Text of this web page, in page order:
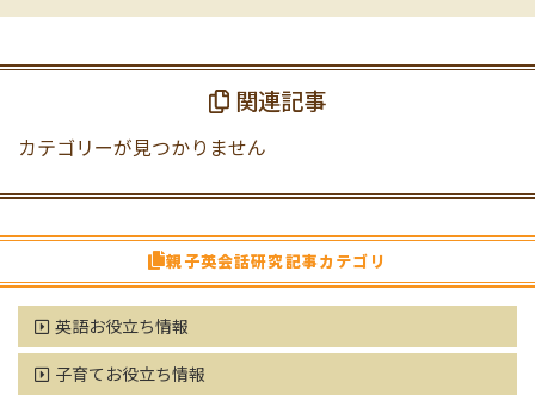
関連記事
カテゴリーが見つかりません
親子英会話研究記事カテゴリ
英語お役立ち情報
子育てお役立ち情報